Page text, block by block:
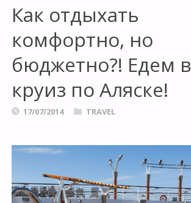
Как отдыхать
комфортно, но
бюджетно?! Едем в
круиз по Аляске!
17/07/2014 TRAVEL